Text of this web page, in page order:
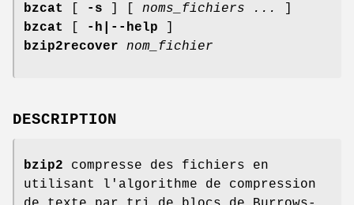
bzcat
-s noms_fichiers ...
bzcat
-h|--help
bzip2recover
nom_fichier
DESCRIPTION
bzip2 compresse des fichiers en
utilisant l'algorithme de compression